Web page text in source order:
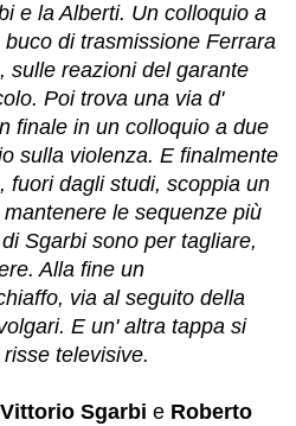
e la Alberti. Un colloquio a
di trasmissione Ferrara
sulle reazioni del garante
Poi trova una via d'
finale in un colloquio a due
sulla violenza. E finalmente
fuori dagli studi, scoppia un
le sequenze più
Sgarbi sono per tagliare,
Alla fine un
via al seguito della
E un' altra tappa si
televisive.
Vittorio Sgarbi e Roberto